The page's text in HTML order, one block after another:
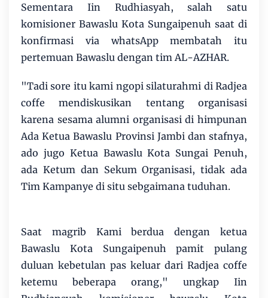
Sementara Iin Rudhiasyah, salah satu
komisioner Bawaslu Kota Sungaipenuh saat di
konfirmasi via whatsApp membatah itu
pertemuan Bawaslu dengan tim AL-AZHAR.
"Tadi sore itu kami ngopi silaturahmi di Radjea
coffe mendiskusikan tentang organisasi
karena sesama alumni organisasi di himpunan
Ada Ketua Bawaslu Provinsi Jambi dan stafnya,
ado jugo Ketua Bawaslu Kota Sungai Penuh,
ada Ketum dan Sekum Organisasi, tidak ada
Tim Kampanye di situ sebgaimana tuduhan.
Saat magrib Kami berdua dengan ketua
Bawaslu Kota Sungaipenuh pamit pulang
duluan kebetulan pas keluar dari Radjea coffe
ketemu beberapa orang," ungkap Iin